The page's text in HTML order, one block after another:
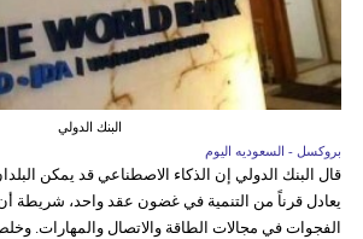
البنك الدولي
بروكسل - السعوديه اليوم
قال البنك الدولي إن الذكاء الاصطناعي قد يمكن
يعادل قرناً من التنمية في غضون عقد واحد، شريطة
الفجوات في مجالات الطاقة والاتصال والمهارات.